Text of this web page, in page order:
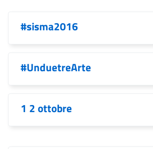
#sisma2016
#UnduetreArte
1 2 ottobre